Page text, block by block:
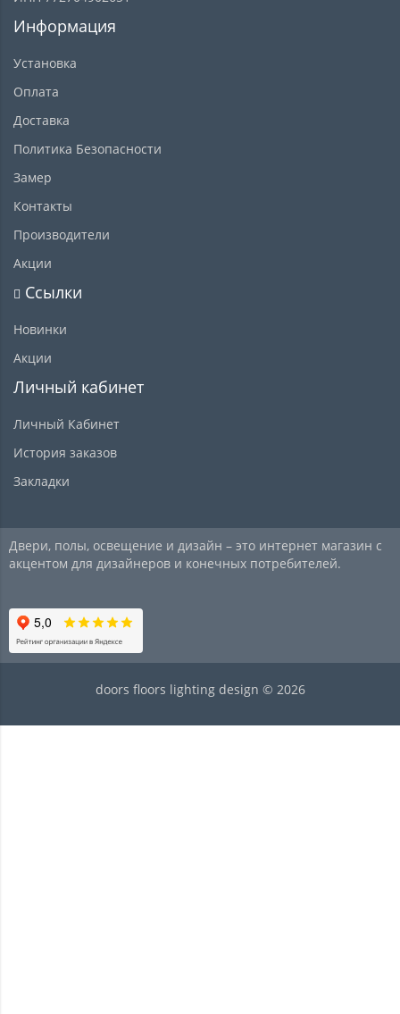
Информация
Установка
Оплата
Доставка
Политика Безопасности
Замер
Контакты
Производители
Акции
Ссылки
Новинки
Акции
Личный кабинет
Личный Кабинет
История заказов
Закладки
Двери, полы, освещение и дизайн – это интернет магазин с
акцентом для дизайнеров и конечных потребителей.
doors floors lighting design © 2026